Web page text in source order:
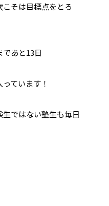
そは目標点をとろ
あと13日
ています！
生ではない塾生も毎日